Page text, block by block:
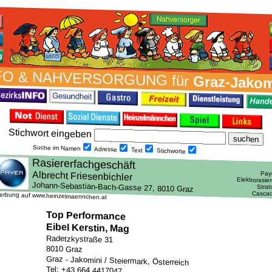
& NAH­VER­SORG­UNG fürGraz-
Stich­wort ein­geben
Suche im Namen Adresse Text Stich­worte
auf www.heinzelmaennchen.at
Top Performance
Eibel Kerstin, Mag
Radetzkystraße 31
8010 Graz
Graz - Jakomini / Steiermark, Österreich